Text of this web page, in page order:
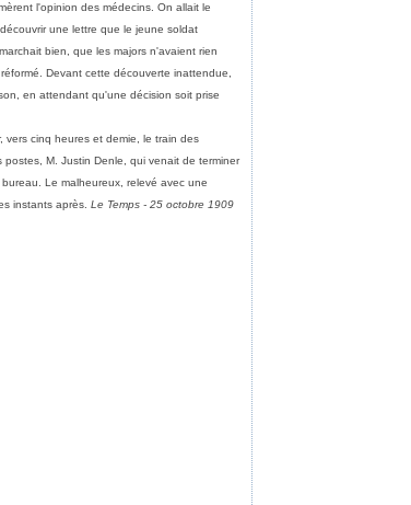
l'opinion des médecins. On allait le
une lettre que le jeune soldat
bien, que les majors n'avaient rien
Devant cette découverte inattendue,
en attendant qu'une décision soit prise
cinq heures et demie, le train des
M. Justin Denle, qui venait de terminer
Le malheureux, relevé avec une
instants après. Le Temps - 25 octobre 1909